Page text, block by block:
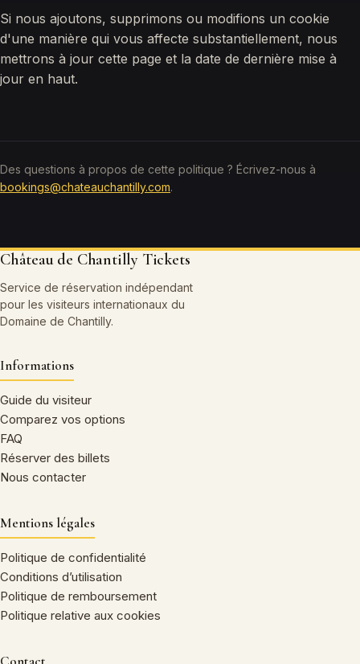
Si nous ajoutons, supprimons ou modifions un cookie
d'une manière qui vous affecte substantiellement, nous
mettrons à jour cette page et la date de dernière mise à
jour en haut.
Des questions à propos de cette politique ? Écrivez-nous à
bookings@chateauchantilly.com.
Château de Chantilly Tickets
Service de réservation indépendant
pour les visiteurs internationaux du
Domaine de Chantilly.
Informations
Guide du visiteur
Comparez vos options
FAQ
Réserver des billets
Nous contacter
Mentions légales
Politique de confidentialité
Conditions d’utilisation
Politique de remboursement
Politique relative aux cookies